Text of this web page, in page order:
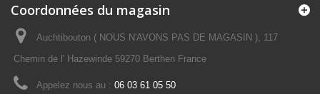
Coordonnées du magasin
Auchtibouton ( NOUS N'AVONS PAS DE MAGASIN ), 117
Chemin de l' Hazewinde 59270 Berthen France
Appelez nous au : 06 03 61 05 50